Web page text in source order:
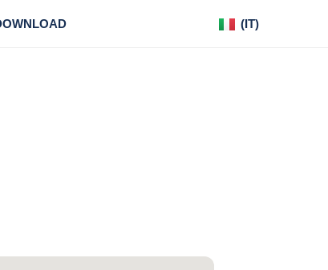
(IT)
(DE)